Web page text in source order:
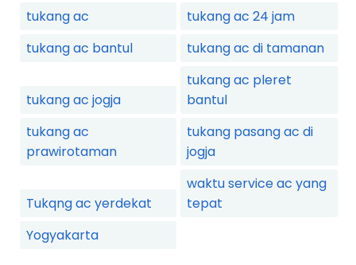
tukang ac
tukang ac 24 jam
tukang ac bantul
tukang ac di tamanan
tukang ac jogja
tukang ac pleret
bantul
tukang ac
prawirotaman
tukang pasang ac di
jogja
Tukqng ac yerdekat
waktu service ac yang
tepat
Yogyakarta